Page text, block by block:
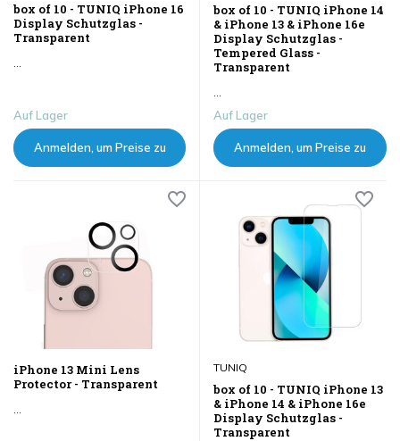
box of 10 - TUNIQ iPhone 16
Display Schutzglas -
Transparent
...
Auf Lager
Anmelden, um Preise zu
box of 10 - TUNIQ iPhone 14
& iPhone 13 & iPhone 16e
Display Schutzglas -
Tempered Glass -
Transparent
...
Auf Lager
Anmelden, um Preise zu
iPhone 13 Mini Lens
Protector - Transparent
TUNIQ
box of 10 - TUNIQ iPhone 13
& iPhone 14 & iPhone 16e
Display Schutzglas -
Transparent